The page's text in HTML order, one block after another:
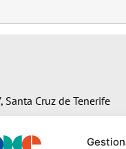
Cruz de Tenerife